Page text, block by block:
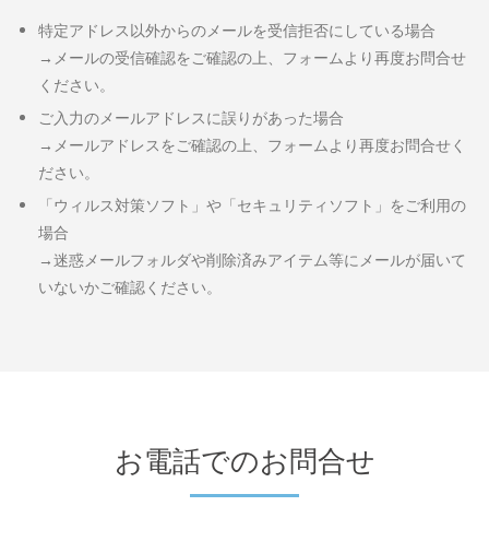
本プライバシーポリシーは、当社が行う各種
サービスにおいて、お客様の個人情報もしく
はそれに準ずる情報を取り扱う際に、当社が
遵守する方針を示したものです。
３．個人情報の取得と取り扱いについて
(1)個人情報の取得方法
当社は、当社のサービス、システム、Webサ
イトを通じて、または各地域の代理店等の第
三者を介して、個人情報を取得いたします。
特定アドレス以外からのメールを受信拒否にしている場合
→メールの受信確認をご確認の上、フォームより再度お問合せ
ください。
ご入力のメールアドレスに誤りがあった場合
→メールアドレスをご確認の上、フォームより再度お問合せく
ださい。
「ウィルス対策ソフト」や「セキュリティソフト」をご利用の
場合
→迷惑メールフォルダや削除済みアイテム等にメールが届いて
いないかご確認ください。
お電話でのお問合せ